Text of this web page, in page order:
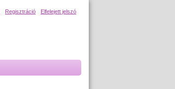
Regisztráció Elfelejett jelszó